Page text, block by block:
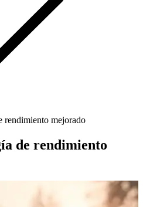
rendimiento mejorado
de rendimiento